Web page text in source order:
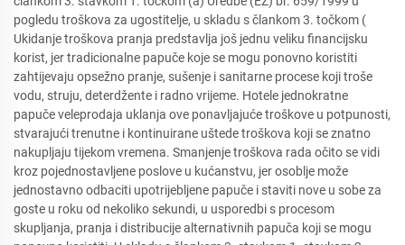
pogledu troškova za ugostitelje, u skladu s člankom 3. točkom (
Ukidanje troškova pranja predstavlja još jednu veliku financijsku
korist, jer tradicionalne papuče koje se mogu ponovno koristiti
zahtijevaju opsežno pranje, sušenje i sanitarne procese koji troše
vodu, struju, deterdžente i radno vrijeme. Hotele jednokratne
papuče veleprodaja uklanja ove ponavljajuće troškove u potpunosti,
stvarajući trenutne i kontinuirane uštede troškova koji se znatno
nakupljaju tijekom vremena. Smanjenje troškova rada očito se vidi
kroz pojednostavljene poslove u kućanstvu, jer osoblje može
jednostavno odbaciti upotrijebljene papuče i staviti nove u sobe za
goste u roku od nekoliko sekundi, u usporedbi s procesom
skupljanja, pranja i distribucije alternativnih papuča koji se mogu